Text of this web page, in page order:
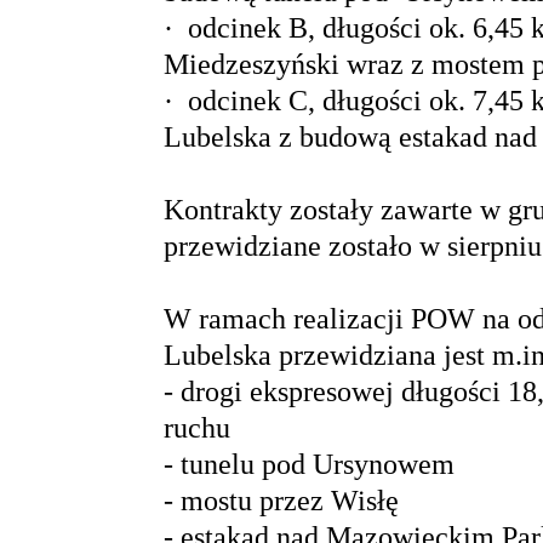
· odcinek B, długości ok. 6,45
Miedzeszyński wraz z mostem
· odcinek C, długości ok. 7,45
Lubelska z budową estakad
Kontrakty zostały zawarte w
przewidziane zostało w
W ramach realizacji POW na
Lubelska przewidziana jest
- drogi ekspresowej długości
ruchu
- tunelu pod Ursynowem
- mostu przez Wisłę